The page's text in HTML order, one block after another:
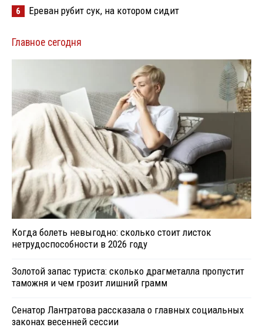
6 Ереван рубит сук, на котором сидит
Главное сегодня
Когда болеть невыгодно: сколько стоит листок
нетрудоспособности в 2026 году
Золотой запас туриста: сколько драгметалла пропустит
таможня и чем грозит лишний грамм
Сенатор Лантратова рассказала о главных социальных
законах весенней сессии